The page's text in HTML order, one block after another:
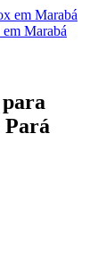
em Marabá
Marabá
Pará